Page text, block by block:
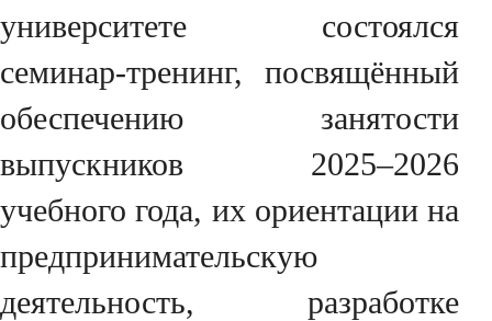
университете состоялся
семинар-тренинг, посвящённый
обеспечению занятости
выпускников 2025–2026
учебного года, их ориентации на
предпринимательскую
деятельность, разработке